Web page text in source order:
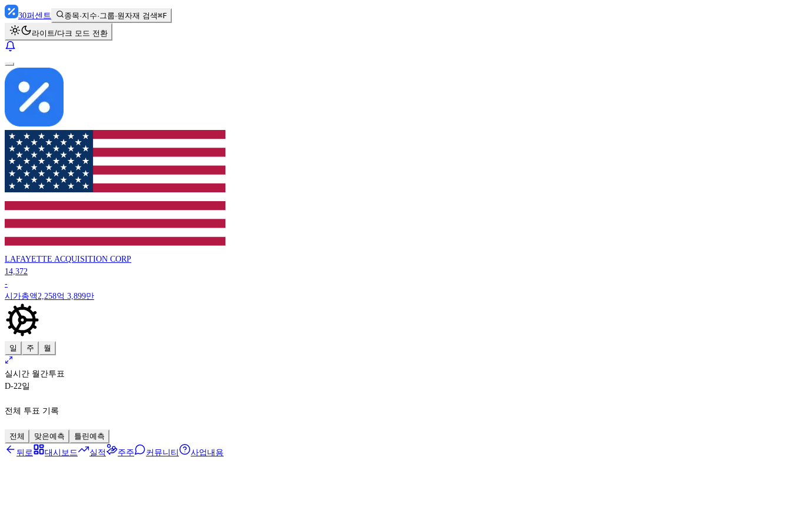
30퍼센트 종목·지수·그룹·원자재 검색⌘F
라이트/다크 모드 전환
LAFAYETTE ACQUISITION CORP
14,372
-
시가총액 2,258억 3,899만
일 주 월
실시간 월간투표
D-22일
전체 투표 기록
전체 맞은예측
틀린예측
뒤로
대시보드 실적 주주 커뮤니티 사업내용